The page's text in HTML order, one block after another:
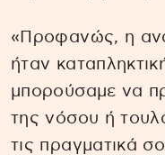
«Προφανώς, η
ήταν
μπορούσαμε να
της νόσου ή
τις πραγματικά